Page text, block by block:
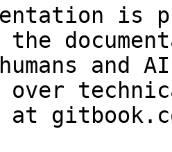
is
and
over
at